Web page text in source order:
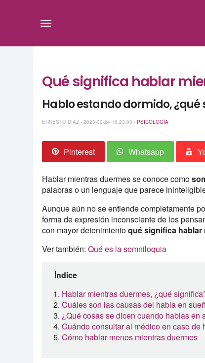
Qué significa hablar
Hablo estando dormido, ¿qué
ERNESTO DÍAZ - 2023-02-24 16:23:00 - PSICOLOGÍA
Pinterest Whatsapp
Hablar mientras duermes se conoce como
palabras o un lenguaje que parece
Aunque aún no se entiende completamente
forma de expresión inconsciente de los
con mayor detenimientoqué significa hablar
Ver también:Qué es la somniloquia
Índice
Hablar mientras duermes, ¿qué
Cuáles son las causas del habla en
¿Qué cosas se dicen cuando hablas en
Cuándo consultar al médico en caso de
Cómo hablar menos mientras duermes